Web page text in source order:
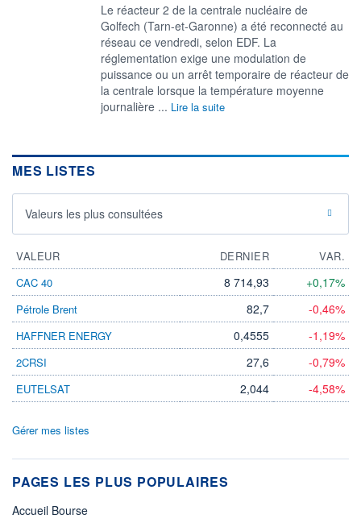
Le réacteur 2 de la centrale nucléaire de
Golfech (Tarn-et-Garonne) a été reconnecté au
réseau ce vendredi, selon EDF. La
réglementation exige une modulation de
puissance ou un arrêt temporaire de réacteur de
la centrale lorsque la température moyenne
journalière ... Lire la suite
MES LISTES
Valeurs les plus consultées
VALEUR DERNIER
VAR.
CAC 40
8 714,93 +0,17%
Pétrole Brent 82,7 -0,46%
HAFFNER ENERGY 0,4555 -1,19%
2CRSI 27,6 -0,79%
EUTELSAT 2,044 -4,58%
Gérer mes listes
PAGES LES PLUS POPULAIRES
Accueil Bourse